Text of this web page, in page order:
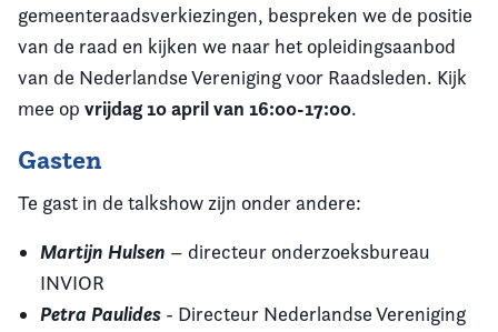
Contact
gemeenteraadsverkiezingen, bespreken we de positie
van de raad en kijken we naar het opleidingsaanbod
van de Nederlandse Vereniging voor Raadsleden. Kijk
mee op vrijdag 10 april van 16:00-17:00.
Gasten
Te gast in de talkshow zijn onder andere:
Martijn Hulsen – directeur onderzoeksbureau
INVIOR
Petra Paulides - Directeur Nederlandse Vereniging